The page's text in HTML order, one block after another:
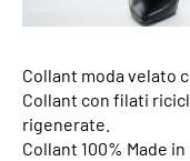
Collant moda velato
Collant con filati
rigenerate.
Collant 100% Made in